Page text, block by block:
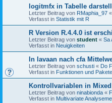
logitmfx in Tabelle
Letzter Beitrag von RMaphia_97 «
Verfasst in Statistik mit R
R Version R.4.4.0 ist
Letzter Beitrag von student « Sa
Verfasst in Neuigkeiten
In lavaan nach cfa
Letzter Beitrag von schusti « Do
Verfasst in Funktionen und Pakete
Kontrollvariablen in Mixed
Letzter Beitrag von ninabionda «
Verfasst in Multivariate